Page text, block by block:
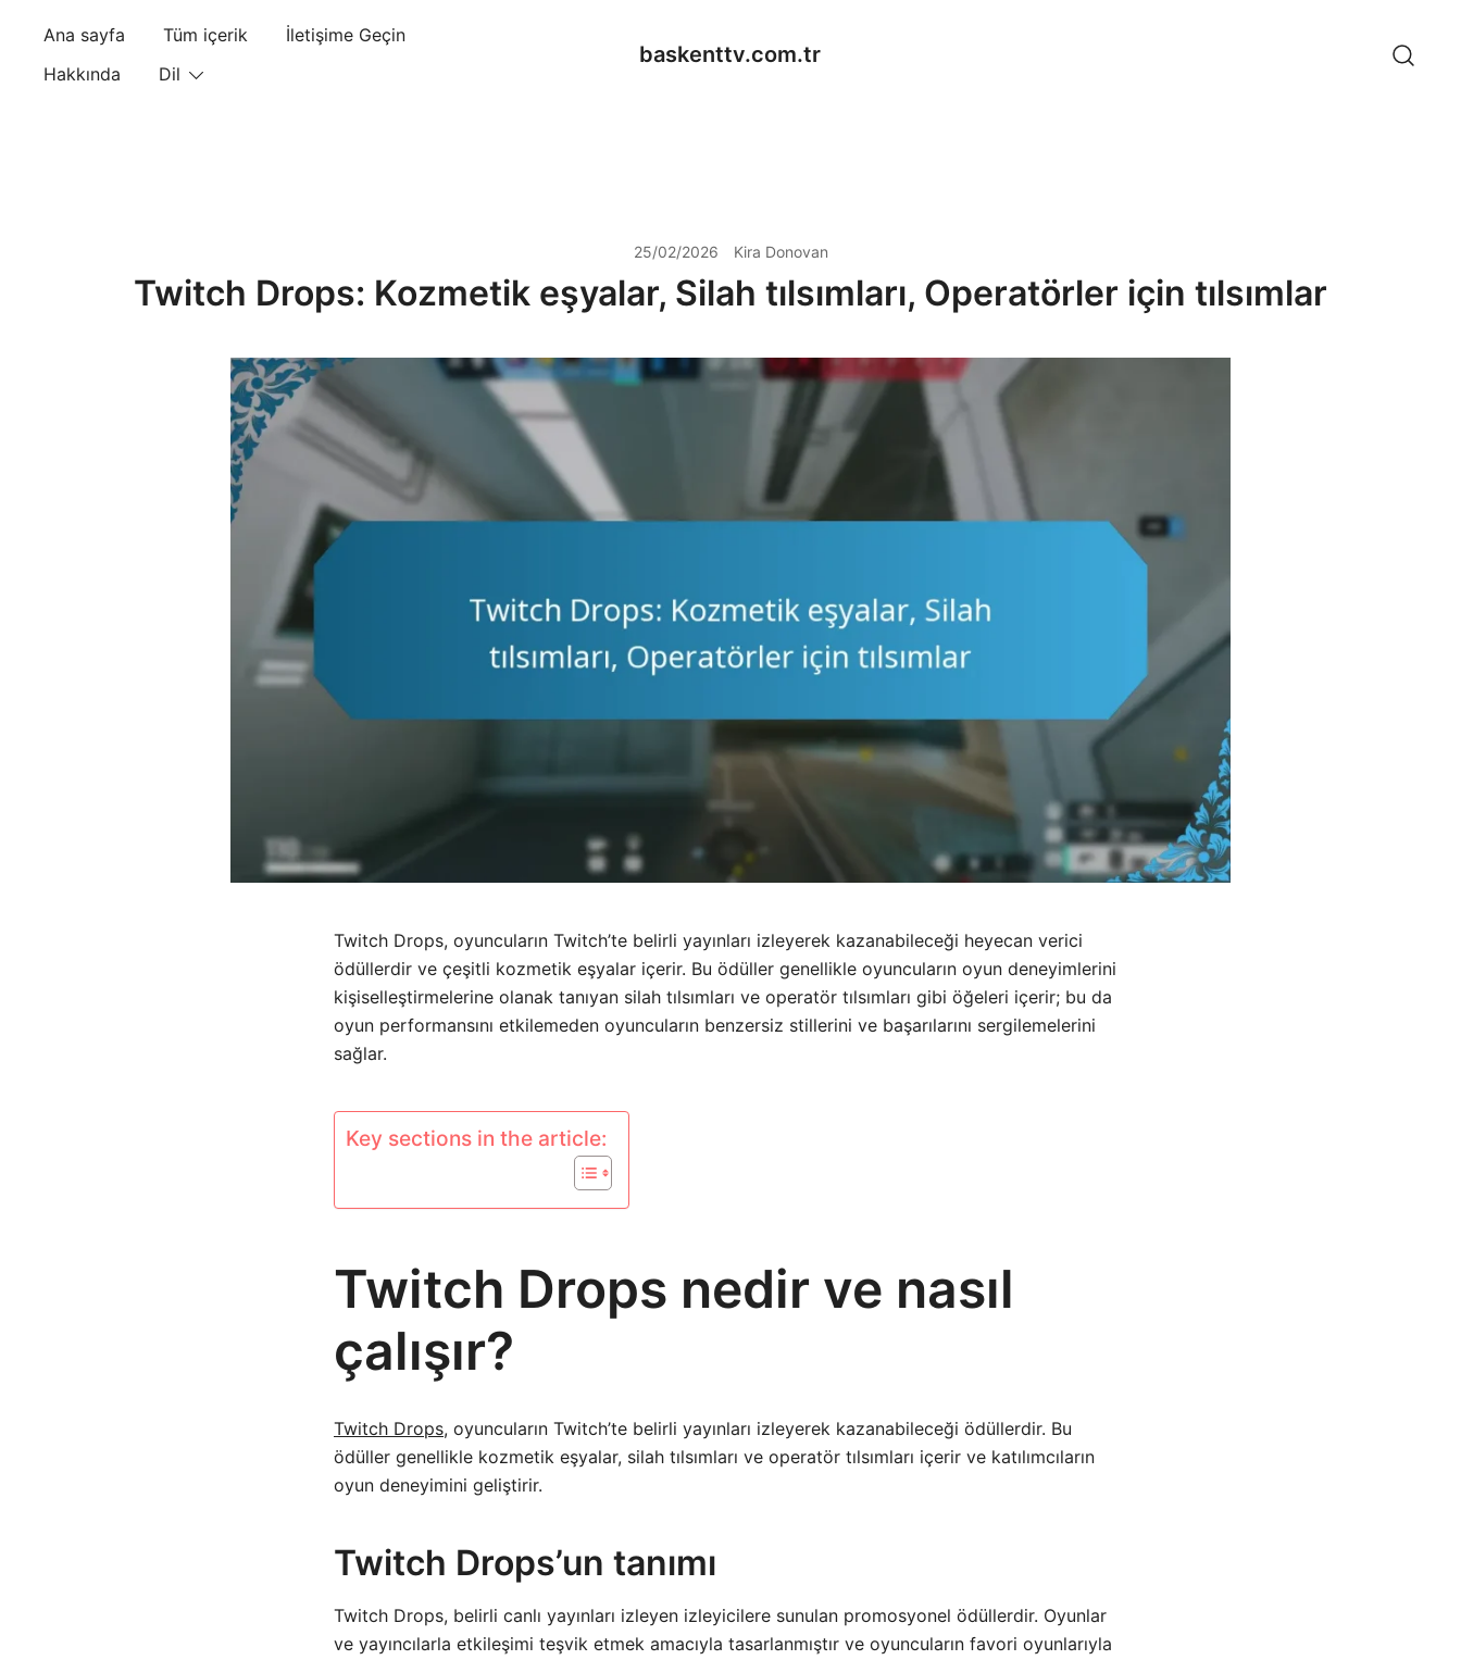
content
Ana sayfa Tüm içerik
İletişime Geçin
Hakkında
Dil
baskenttv.com.tr
25/02/2026 Kira Donovan
Twitch Drops: Kozmetik eşyalar, Silah tılsımları, Operatörler için tılsımlar
Twitch Drops, oyuncuların Twitch’te belirli yayınları izleyerek kazanabileceği heyecan verici
ödüllerdir ve çeşitli kozmetik eşyalar içerir. Bu ödüller genellikle oyuncuların oyun deneyimlerini
kişiselleştirmelerine olanak tanıyan silah tılsımları ve operatör tılsımları gibi öğeleri içerir; bu da
oyun performansını etkilemeden oyuncuların benzersiz stillerini ve başarılarını sergilemelerini
sağlar.
Key sections in the article:
Twitch Drops nedir ve nasıl
çalışır?
Twitch Drops, oyuncuların Twitch’te belirli yayınları izleyerek kazanabileceği ödüllerdir. Bu
ödüller genellikle kozmetik eşyalar, silah tılsımları ve operatör tılsımları içerir ve katılımcıların
oyun deneyimini geliştirir.
Twitch Drops’un tanımı
Twitch Drops, belirli canlı yayınları izleyen izleyicilere sunulan promosyonel ödüllerdir. Oyunlar
ve yayıncılarla etkileşimi teşvik etmek amacıyla tasarlanmıştır ve oyuncuların favori oyunlarıyla